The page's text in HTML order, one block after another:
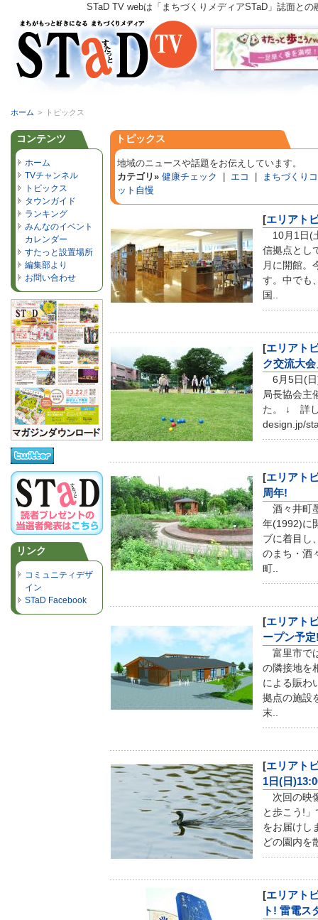
STaD TV webは「まちづくりメディアSTaD」誌面と
ホーム > トピックス
トピックス
地域のニュースや話題をお伝えしています。
カテゴリ» 健康チェック エコ
まちづくり
ット自慢
[エリアト
10月1日(
信拠点とし
月に開館。
す。中でも
国..
[エリアト
ク交流大会
6月5日(日
局長協会主
た。 ↓ 詳
design.jp/
[エリアト
周年!
酒々井町
年(1992)に
ブに着目し
のまち・酒
町..
[エリアト
ープン予
富里市で
の隣接地を
による賑わ
拠点の施設
末..
[エリアト
1日(日
次回の映
と歩こう!
をお届けし
どの園内を
[エリアト
ト! 雷電ス
コンテンツ
ホーム
TVチャンネル
トピックス
タウンガイド
ランキング
みんなのイベント
カレンダー
すたっと設置場所
編集部より
お問い合わせ
リンク
コミュニティデザ
イン
STaD Facebook